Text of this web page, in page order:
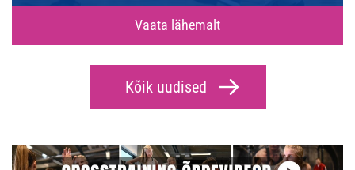
Kõik uudised